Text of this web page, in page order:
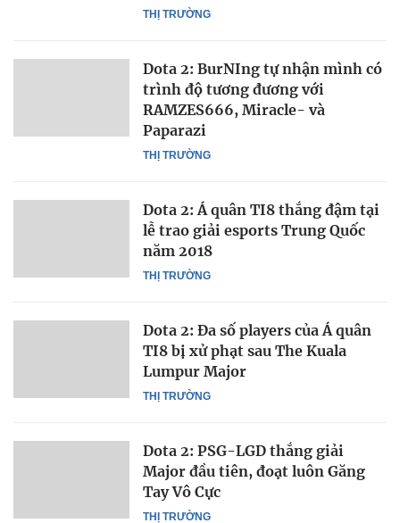
THỊ TRƯỜNG
THỊ TRƯỜNG
Dota 2: BurNIng tự nhận mình có
trình độ tương đương với
RAMZES666, Miracle- và
Paparazi
THỊ TRƯỜNG
Dota 2: Á quân TI8 thắng đậm tại
lễ trao giải esports Trung Quốc
năm 2018
THỊ TRƯỜNG
Dota 2: Đa số players của Á quân
TI8 bị xử phạt sau The Kuala
Lumpur Major
THỊ TRƯỜNG
Dota 2: PSG-LGD thắng giải
Major đầu tiên, đoạt luôn Găng
Tay Vô Cực